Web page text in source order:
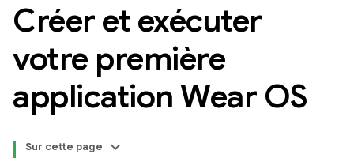
Créer et exécuter
votre première
application Wear OS
Sur cette page